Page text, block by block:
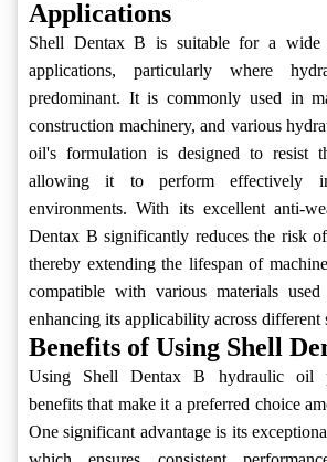
Applications
Shell Dentax B is suitable for a wide
applications, particularly where
predominant. It is commonly used in
construction machinery, and various
oil's formulation is designed to resist
allowing it to perform effectively in
environments. With its excellent anti-
Dentax B significantly reduces the risk
thereby extending the lifespan of
compatible with various materials
enhancing its applicability across different
Benefits of Using Shell
Using Shell Dentax B hydraulic oil
benefits that make it a preferred choice
One significant advantage is its